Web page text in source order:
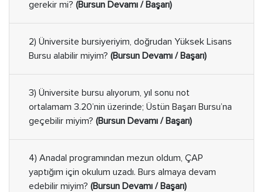
gerekir mi? (Bursun Devamı / Başarı)
2) Üniversite bursiyeriyim, doğrudan Yüksek Lisans
Bursu alabilir miyim? (Bursun Devamı / Başarı)
3) Üniversite bursu alıyorum, yıl sonu not
ortalamam 3.20’nin üzerinde; Üstün Başarı Bursu’na
geçebilir miyim? (Bursun Devamı / Başarı)
4) Anadal programından mezun oldum, ÇAP
yaptığım için okulum uzadı. Burs almaya devam
edebilir miyim? (Bursun Devamı / Başarı)